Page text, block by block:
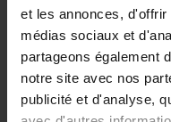
et les annonces,
médias sociaux et
partageons également
notre site avec nos
publicité et d'analyse,